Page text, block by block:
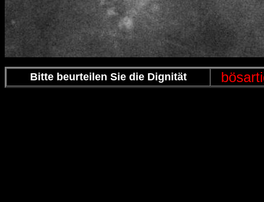
Bitte beurteilen Sie die Dignität